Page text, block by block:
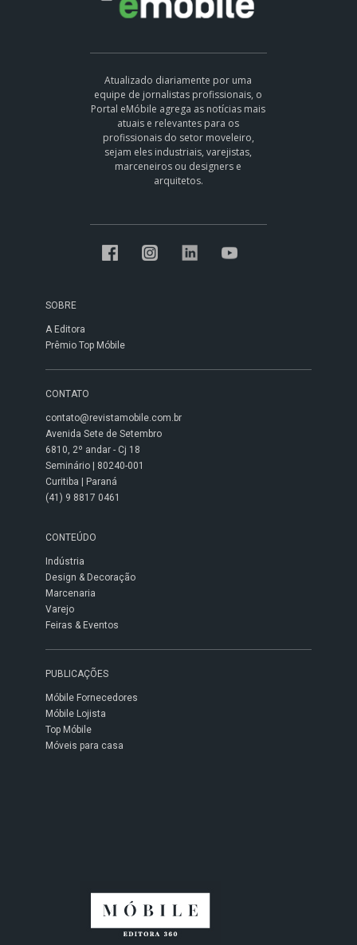
Atualizado diariamente por uma
equipe de jornalistas profissionais, o
Portal eMóbile agrega as notícias mais
atuais e relevantes para os
profissionais do setor moveleiro,
sejam eles industriais, varejistas,
marceneiros ou designers e
arquitetos.
SOBRE
A Editora
Prêmio Top Móbile
CONTATO
contato@revistamobile.com.br
Avenida Sete de Setembro
6810, 2º andar - Cj 18
Seminário | 80240-001
Curitiba | Paraná
(41) 9 8817 0461
CONTEÚDO
Indústria
Design & Decoração
Marcenaria
Varejo
Feiras & Eventos
PUBLICAÇÕES
Móbile Fornecedores
Móbile Lojista
Top Móbile
Móveis para casa